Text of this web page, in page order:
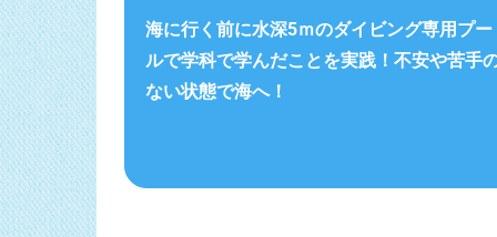
海に行く前に水深5ｍのダイビング専用プー
ルで学科で学んだことを実践！ 不安や苦手
ない状態で海へ！